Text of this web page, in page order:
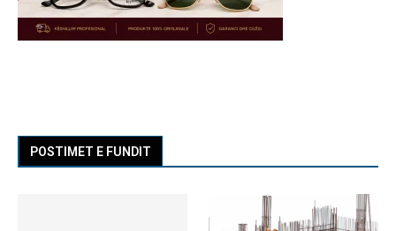
POSTIMET E FUNDIT